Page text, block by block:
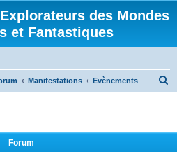
des Mondes
et Fantastiques
Manifestations Evènements
Forum